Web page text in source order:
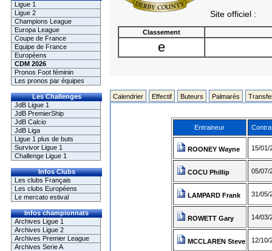
Ligue 1
Ligue 2
Champions League
Europa League
Coupe de France
Equipe de France
Européens
CDM 2026
Pronos Foot féminin
Les pronos par équipes
Les Challenges
JdB Ligue 1
JdB PremierShip
JdB Calcio
JdB Liga
Ligue 1 plus de buts
Survivor Ligue 1
Challenge Ligue 1
Infos Clubs
Les clubs Français
Les clubs Européens
Le mercato estival
Infos championnats
Archives Ligue 1
Archives Ligue 2
Archives Premier League
Archives Serie A
Site officiel :
Classement
e
Calendrier Effectif Buteurs Palmarès
Entraineur
ROONEY Wayne 15/01/
COCU Phillip 05/07/
LAMPARD Frank 31/05/
ROWETT Gary 14/03/
MCCLAREN Steve 12/10/